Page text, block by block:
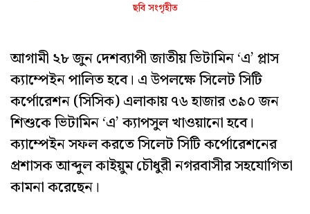
ছবি সংগৃহীত
আগামী ২৮ জুন দেশব্যাপী জাতীয় ভিটামিন ‘এ’ প্লাস
ক্যাম্পেইন পালিত হবে। এ উপলক্ষে সিলেট সিটি
কর্পোরেশন (সিসিক) এলাকায় ৭৬ হাজার ৩৯০ জন
শিশুকে ভিটামিন ‘এ’ ক্যাপসুল খাওয়ানো হবে।
ক্যাম্পেইন সফল করতে সিলেট সিটি কর্পোরেশনের
প্রশাসক আব্দুল কাইয়ুম চৌধুরী নগরবাসীর সহযোগিতা
কামনা করেছেন।